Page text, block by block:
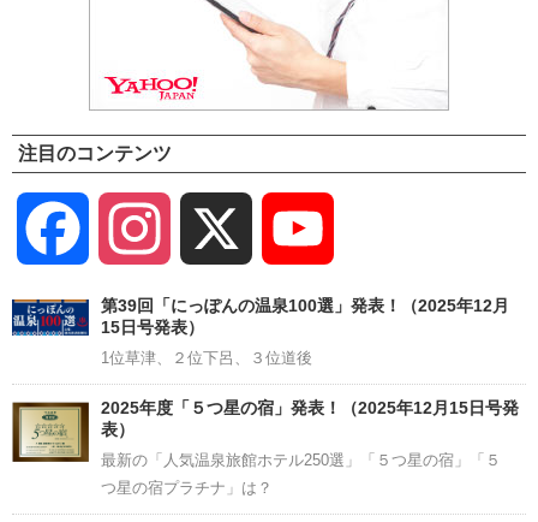
注目のコンテンツ
Facebook Instagram
Channel
第39回「にっぽんの温泉100選」発表！（2025年12月
15日号発表）
1位草津、２位下呂、３位道後
2025年度「５つ星の宿」発表！（2025年12月15日号発
表）
最新の「人気温泉旅館ホテル250選」「５つ星の宿」「５
つ星の宿プラチナ」は？